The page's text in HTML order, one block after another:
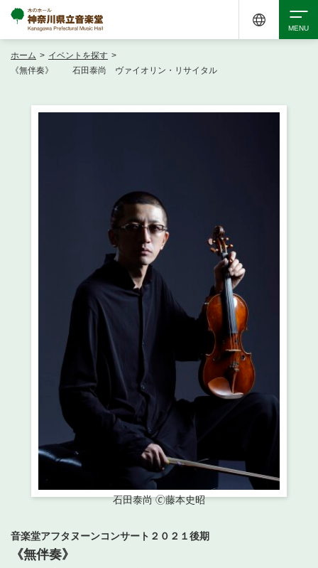
・ イベントカレンダー
・ 館内サービス・アクセシビリティ
・ フロアマップ
・ 交通案内
・ よくある質問
施設を借りる
・ 施設を借りる
・ 空き状況
・ 抽選対象日
音楽堂について
・ 音楽堂のご案内
・ フロアマップ
・ 芸術参与
・ 建築見学ツアー
神奈川県立音楽堂
ホーム > イベントを探す >
《無伴奏》 石田泰尚 ヴァイオリン・リサイタル
石田泰尚 🄫藤本史昭
音楽堂アフタヌーンコンサート２０２１後期
《無伴奏》